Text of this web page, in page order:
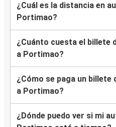
¿Cuál es la distancia en
Portimao?
¿Cuánto cuesta el billete
a Portimao?
¿Cómo se paga un billete
a Portimao?
¿Dónde puedo ver si mi